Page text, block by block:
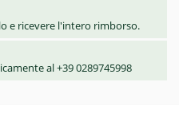
e ricevere l'intero rimborso.
al +39 0289745998